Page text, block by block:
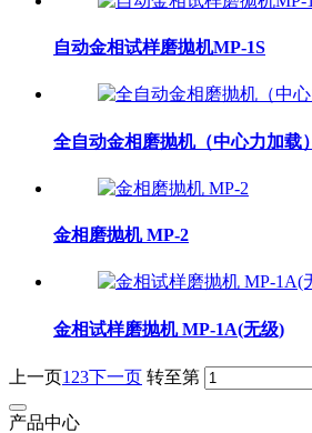
自动金相试样磨拋机MP-1S
全自动金相磨抛机（中心力加载）
金相磨抛机 MP-2
金相试样磨抛机 MP-1A(无级)
上一页1 23下一页 转至第
产品中心